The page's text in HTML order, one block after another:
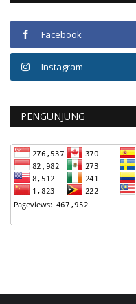
Facebook
Instagram
PENGUNJUNG